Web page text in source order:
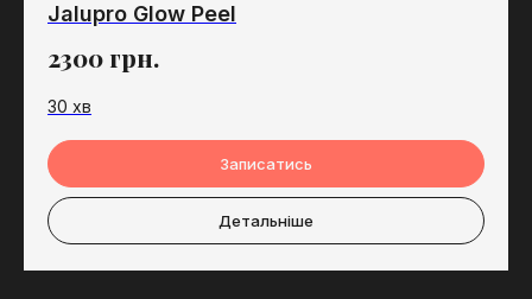
Jalupro Glow Peel
2300 грн.
30 хв
Записатись
Детальніше